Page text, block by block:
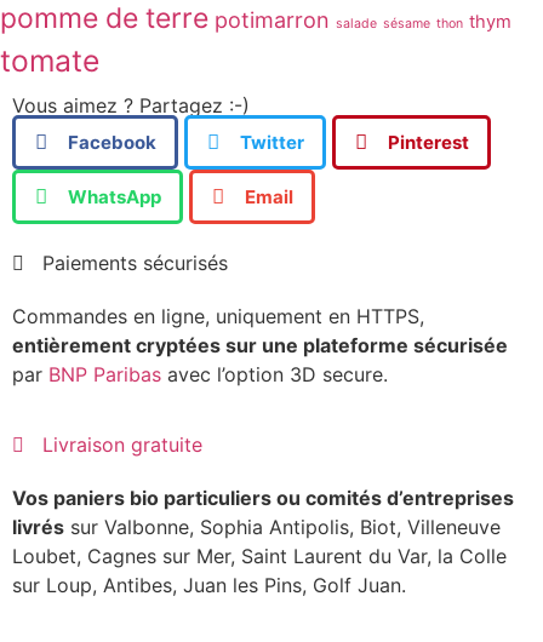
pomme de terre potimarron salade sésame thon thym
tomate
Vous aimez ? Partagez :-)
Facebook Twitter Pinterest
WhatsApp Email
Paiements sécurisés
Commandes en ligne, uniquement en HTTPS,
entièrement cryptées sur une plateforme sécurisée
par BNP Paribas avec l’option 3D secure.
Livraison gratuite
Vos paniers bio particuliers ou comités d’entreprises
livrés sur Valbonne, Sophia Antipolis, Biot, Villeneuve
Loubet, Cagnes sur Mer, Saint Laurent du Var, la Colle
sur Loup, Antibes, Juan les Pins, Golf Juan.